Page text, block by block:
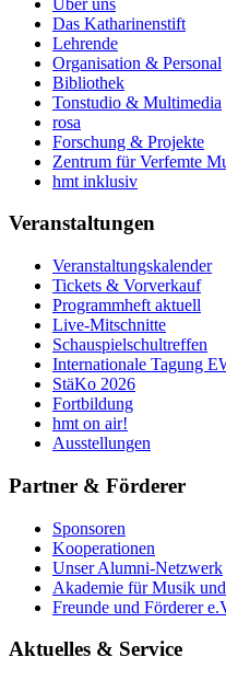
Das Katharinenstift
Lehrende
Organisation & Personal
Bibliothek
Tonstudio & Multimedia
rosa
Forschung & Projekte
Zentrum für Verfemte
hmt inklusiv
Veranstaltungen
Veranstaltungskalender
Tickets & Vorverkauf
Programmheft aktuell
Live-Mitschnitte
Schauspielschultreffen
Internationale Tagung
StäKo 2026
Fortbildung
hmt on air!
Ausstellungen
Partner & Förderer
Sponsoren
Kooperationen
Unser Alumni-Netzwerk
Akademie für Musik
Freunde und Förderer
Aktuelles & Service